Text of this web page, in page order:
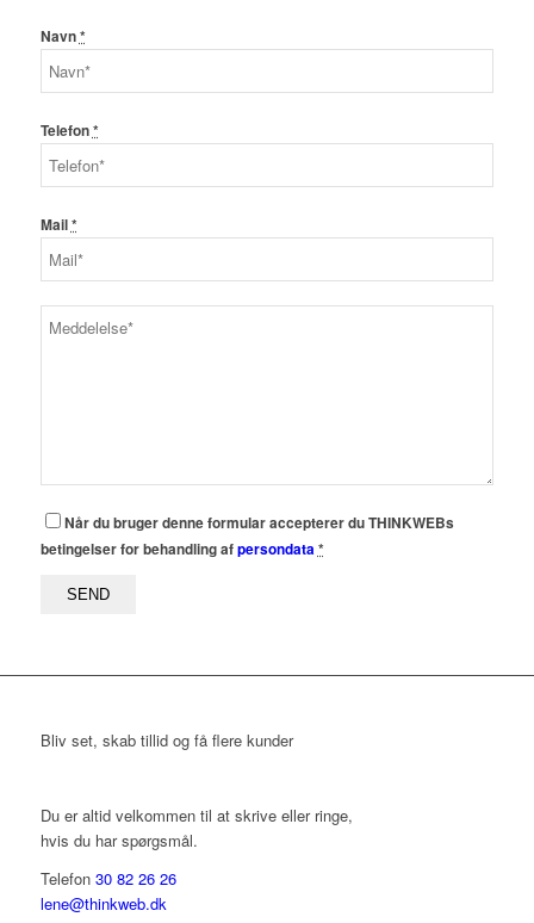
Navn*
Telefon*
Mail*
Når du bruger denne formular accepterer du THINKWEBs
betingelser for behandling afpersondata *
Bliv set, skab tillid og få flere kunder
Du er altid velkommen til at skrive eller ringe,
hvis du har spørgsmål.
Telefon 30 82 26 26
lene@thinkweb.dk